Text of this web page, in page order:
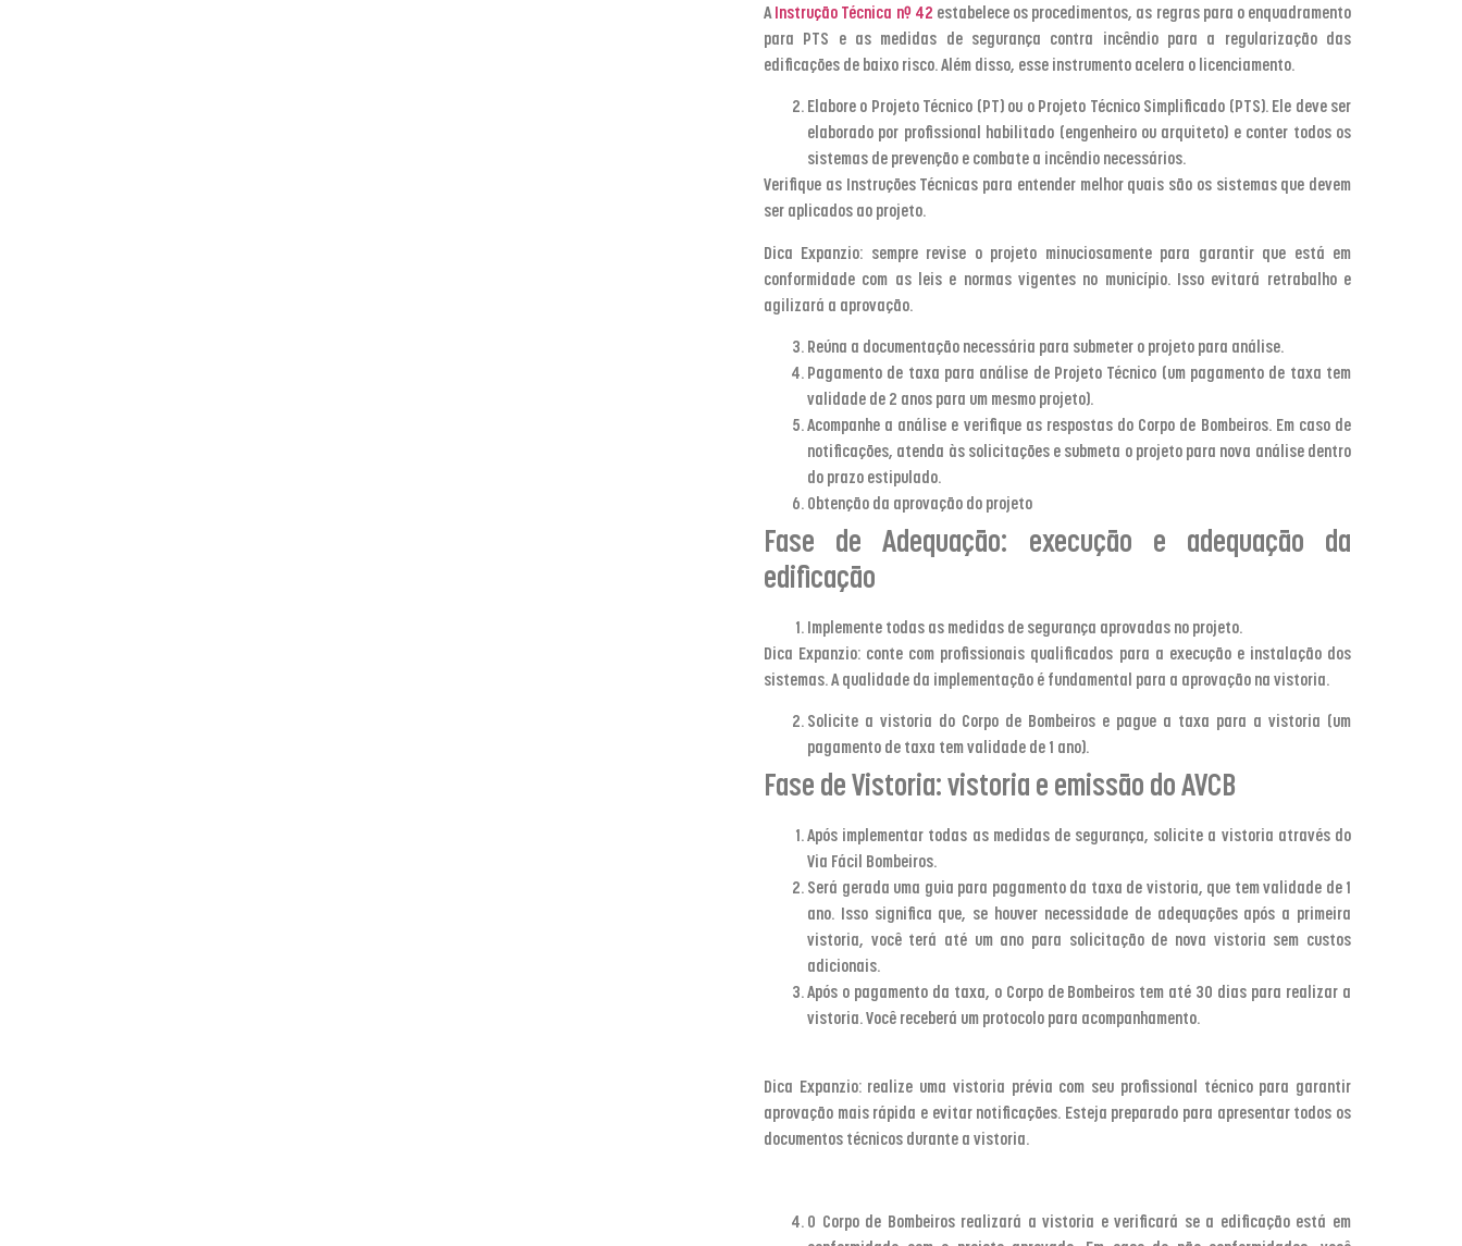
A Instrução Técnica nº 42 estabelece os procedimentos, as regras para o enquadramento
para PTS e as medidas de segurança contra incêndio para a regularização das
edificações de baixo risco. Além disso, esse instrumento acelera o licenciamento.
Elabore o Projeto Técnico (PT) ou o Projeto Técnico Simplificado (PTS). Ele deve ser
elaborado por profissional habilitado (engenheiro ou arquiteto) e conter todos os
sistemas de prevenção e combate a incêndio necessários.
Verifique as Instruções Técnicas para entender melhor quais são os sistemas que devem
ser aplicados ao projeto.
Dica Expanzio: sempre revise o projeto minuciosamente para garantir que está em
conformidade com as leis e normas vigentes no município. Isso evitará retrabalho e
agilizará a aprovação.
Reúna a documentação necessária para submeter o projeto para análise.
Pagamento de taxa para análise de Projeto Técnico (um pagamento de taxa tem
validade de 2 anos para um mesmo projeto).
Acompanhe a análise e verifique as respostas do Corpo de Bombeiros. Em caso de
notificações, atenda às solicitações e submeta o projeto para nova análise dentro
do prazo estipulado.
Obtenção da aprovação do projeto
Fase de Adequação: execução e adequação da
edificação
Implemente todas as medidas de segurança aprovadas no projeto.
Dica Expanzio: conte com profissionais qualificados para a execução e instalação dos
sistemas. A qualidade da implementação é fundamental para a aprovação na vistoria.
Solicite a vistoria do Corpo de Bombeiros e pague a taxa para a vistoria (um
pagamento de taxa tem validade de 1 ano).
Fase de Vistoria: vistoria e emissão do AVCB
Após implementar todas as medidas de segurança, solicite a vistoria através do
Via Fácil Bombeiros.
Será gerada uma guia para pagamento da taxa de vistoria, que tem validade de 1
ano. Isso significa que, se houver necessidade de adequações após a primeira
vistoria, você terá até um ano para solicitação de nova vistoria sem custos
adicionais.
Após o pagamento da taxa, o Corpo de Bombeiros tem até 30 dias para realizar a
vistoria. Você receberá um protocolo para acompanhamento.
Dica Expanzio: realize uma vistoria prévia com seu profissional técnico para garantir
aprovação mais rápida e evitar notificações. Esteja preparado para apresentar todos os
documentos técnicos durante a vistoria.
O Corpo de Bombeiros realizará a vistoria e verificará se a edificação está em